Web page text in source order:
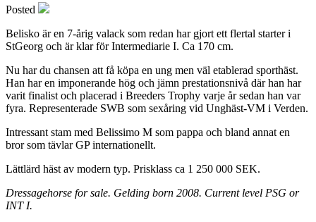
Posted
Belisko är en 7-årig valack som redan har gjort ett flertal starter i
StGeorg och är klar för Intermediarie I. Ca 170 cm.
Nu har du chansen att få köpa en ung men väl etablerad sporthäst.
Han har en imponerande hög och jämn prestationsnivå där han har
varit finalist och placerad i Breeders Trophy varje år sedan han var
fyra. Representerade SWB som sexåring vid Unghäst-VM i Verden.
Intressant stam med Belissimo M som pappa och bland annat en
bror som tävlar GP internationellt.
Lättlärd häst av modern typ. Prisklass ca 1 250 000 SEK.
Dressagehorse for sale. Gelding born 2008. Current level PSG or
INT I.